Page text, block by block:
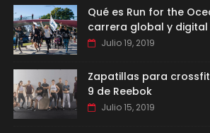
Qué es Run for the
carrera global y digital
Julio 19, 2019
Zapatillas para
9 de Reebok
Julio 15, 2019